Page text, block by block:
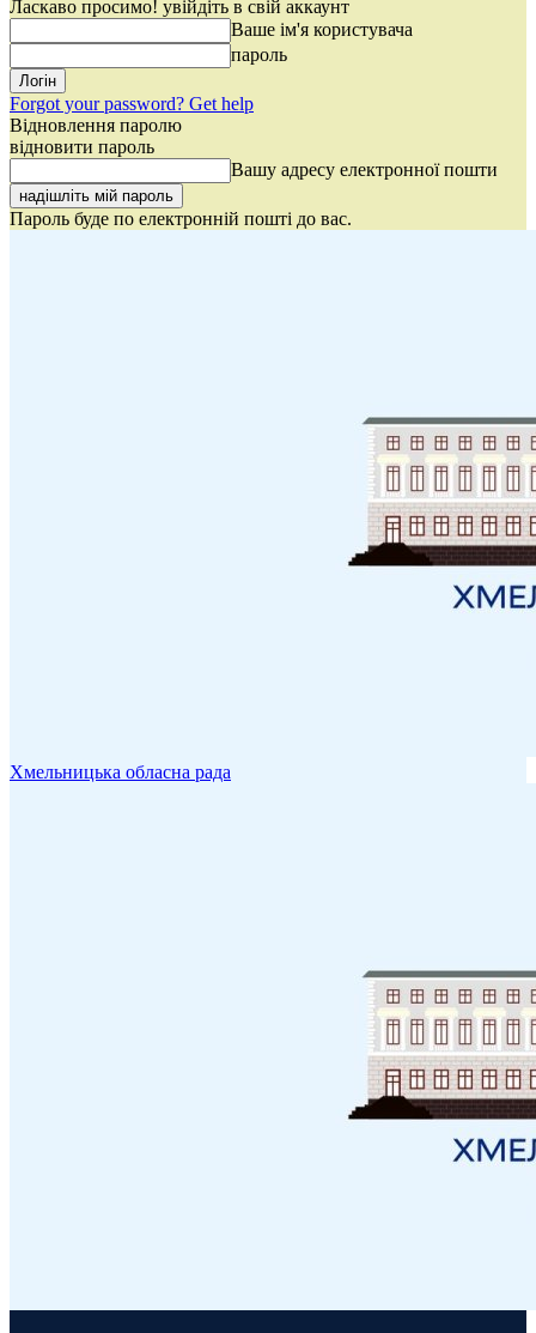
Ласкаво просимо! увійдіть в свій аккаунт
Ваше ім'я користувача
пароль
Forgot your password? Get help
Відновлення паролю
відновити пароль
Вашу адресу електронної пошти
Пароль буде по електронній пошті до вас.
Хмельницька обласна рада